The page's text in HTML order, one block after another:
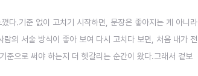
다.기준 없이 고치기 시작하면, 문장은 좋아지는 게 아니라
의 서술 방식이 좋아 보여 다시 고치다 보면, 처음 내가 전
준으로 써야 하는지 더 헷갈리는 순간이 왔다.그래서 겉보